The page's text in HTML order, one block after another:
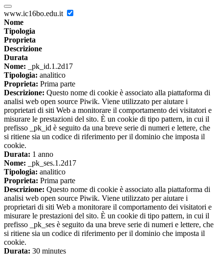
www.ic16bo.edu.it
Nome
Tipologia
Proprieta
Descrizione
Durata
Nome: _pk_id.1.2d17
Tipologia: analitico
Proprieta: Prima parte
Descrizione: Questo nome di cookie è associato alla piattaforma di
analisi web open source Piwik. Viene utilizzato per aiutare i
proprietari di siti Web a monitorare il comportamento dei visitatori e
misurare le prestazioni del sito. È un cookie di tipo pattern, in cui il
prefisso _pk_id è seguito da una breve serie di numeri e lettere, che
si ritiene sia un codice di riferimento per il dominio che imposta il
cookie.
Durata: 1 anno
Nome: _pk_ses.1.2d17
Tipologia: analitico
Proprieta: Prima parte
Descrizione: Questo nome di cookie è associato alla piattaforma di
analisi web open source Piwik. Viene utilizzato per aiutare i
proprietari di siti Web a monitorare il comportamento dei visitatori e
misurare le prestazioni del sito. È un cookie di tipo pattern, in cui il
prefisso _pk_ses è seguito da una breve serie di numeri e lettere, che
si ritiene sia un codice di riferimento per il dominio che imposta il
cookie.
Durata: 30 minutes